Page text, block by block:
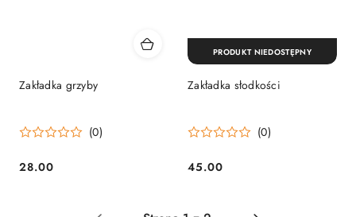
Zakładka grzyby
(0)
Cena:
28.00
Zakładka słodkości
(0)
Cena:
45.00
PRODUKT NIEDOSTĘPNY